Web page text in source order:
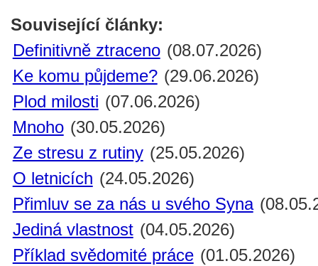
Související články:
Definitivně ztraceno (08.07.2026)
Ke komu půjdeme? (29.06.2026)
Plod milosti (07.06.2026)
Mnoho (30.05.2026)
Ze stresu z rutiny (25.05.2026)
O letnicích (24.05.2026)
Přimluv se za nás u svého Syna
Jediná vlastnost (04.05.2026)
Příklad svědomité práce (01.05.2026)